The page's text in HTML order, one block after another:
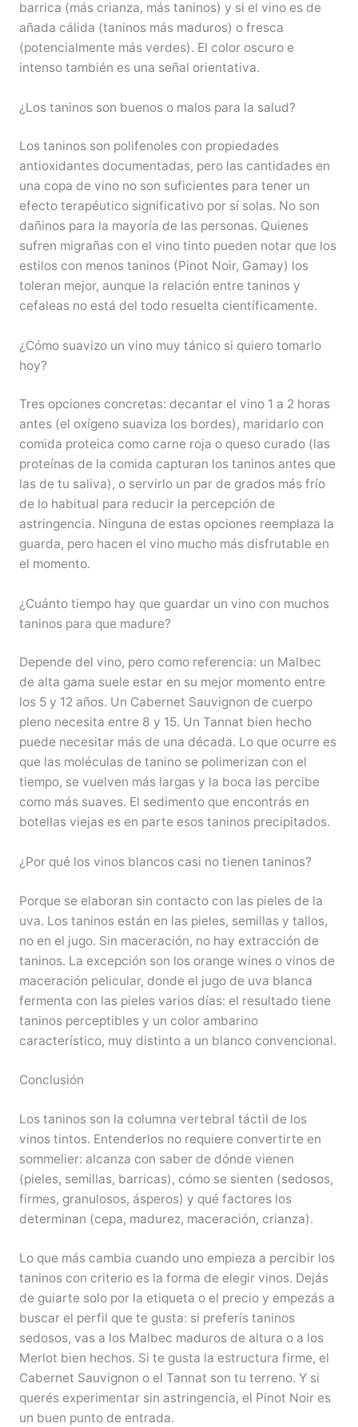
barrica (más crianza, más taninos) y si el vino es de
añada cálida (taninos más maduros) o fresca
(potencialmente más verdes). El color oscuro e
intenso también es una señal orientativa.
¿Los taninos son buenos o malos para la salud?
Los taninos son polifenoles con propiedades
antioxidantes documentadas, pero las cantidades en
una copa de vino no son suficientes para tener un
efecto terapéutico significativo por sí solas. No son
dañinos para la mayoría de las personas. Quienes
sufren migrañas con el vino tinto pueden notar que los
estilos con menos taninos (Pinot Noir, Gamay) los
toleran mejor, aunque la relación entre taninos y
cefaleas no está del todo resuelta científicamente.
¿Cómo suavizo un vino muy tánico si quiero tomarlo
hoy?
Tres opciones concretas: decantar el vino 1 a 2 horas
antes (el oxígeno suaviza los bordes), maridarlo con
comida proteica como carne roja o queso curado (las
proteínas de la comida capturan los taninos antes que
las de tu saliva), o servirlo un par de grados más frío
de lo habitual para reducir la percepción de
astringencia. Ninguna de estas opciones reemplaza la
guarda, pero hacen el vino mucho más disfrutable en
el momento.
¿Cuánto tiempo hay que guardar un vino con muchos
taninos para que madure?
Depende del vino, pero como referencia: un Malbec
de alta gama suele estar en su mejor momento entre
los 5 y 12 años. Un Cabernet Sauvignon de cuerpo
pleno necesita entre 8 y 15. Un Tannat bien hecho
puede necesitar más de una década. Lo que ocurre es
que las moléculas de tanino se polimerizan con el
tiempo, se vuelven más largas y la boca las percibe
como más suaves. El sedimento que encontrás en
botellas viejas es en parte esos taninos precipitados.
¿Por qué los vinos blancos casi no tienen taninos?
Porque se elaboran sin contacto con las pieles de la
uva. Los taninos están en las pieles, semillas y tallos,
no en el jugo. Sin maceración, no hay extracción de
taninos. La excepción son los orange wines o vinos de
maceración pelicular, donde el jugo de uva blanca
fermenta con las pieles varios días: el resultado tiene
taninos perceptibles y un color ambarino
característico, muy distinto a un blanco convencional.
Conclusión
Los taninos son la columna vertebral táctil de los
vinos tintos. Entenderlos no requiere convertirte en
sommelier: alcanza con saber de dónde vienen
(pieles, semillas, barricas), cómo se sienten (sedosos,
firmes, granulosos, ásperos) y qué factores los
determinan (cepa, madurez, maceración, crianza).
Lo que más cambia cuando uno empieza a percibir los
taninos con criterio es la forma de elegir vinos. Dejás
de guiarte solo por la etiqueta o el precio y empezás a
buscar el perfil que te gusta: si preferís taninos
sedosos, vas a los Malbec maduros de altura o a los
Merlot bien hechos. Si te gusta la estructura firme, el
Cabernet Sauvignon o el Tannat son tu terreno. Y si
querés experimentar sin astringencia, el Pinot Noir es
un buen punto de entrada.